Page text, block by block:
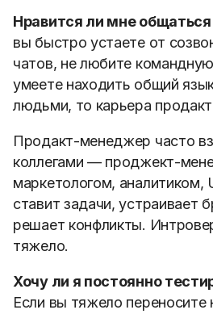
Нравится ли мне
вы быстро устаете от
чатов, не любите
умеете находить общий
людьми, то карьера
Продакт-менеджер часто
коллегами — проджект-
маркетологом, аналитиком,
ставит задачи, устраивает
решает конфликты.
тяжело.
Хочу ли я постоянно
Если вы тяжело переносите